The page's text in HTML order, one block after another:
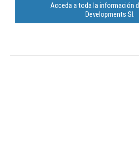
Acceda a toda la información
Developments Sl.